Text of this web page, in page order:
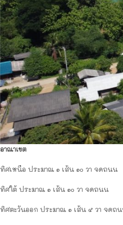
อาณาเขต
ทิศเหนือ ประมาณ ๑ เส้น ๑๐ วา จดถนน
ทิศใต้ ประมาณ ๑ เส้น ๑๐ วา จดถนน
ทิศตะวันออก ประมาณ ๑ เส้น ๕ วา จดถ